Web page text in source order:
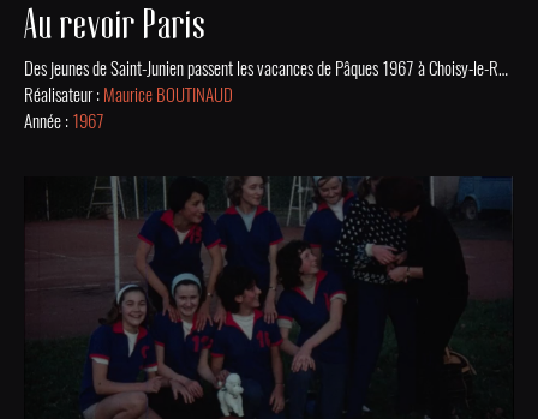
Au revoir Paris
Des jeunes de Saint-Junien passent les vacances de Pâques 1967 à Choisy-le-Roi et en profitent pour visiter Paris. Film issu de la collection numérisée des Archives Municipales de St-Junien.
Réalisateur : Maurice BOUTINAUD
Année : 1967